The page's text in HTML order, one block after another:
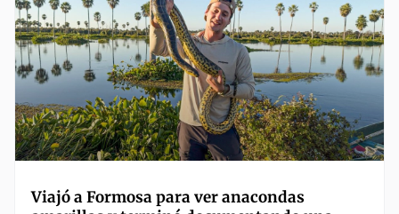
Viajó a Formosa para ver anacondas